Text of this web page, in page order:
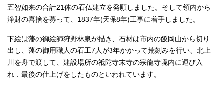
五智如来の合計21体の石仏建立を発願しました。そして領内から
浄財の喜捨を募って、1837年(天保8年)工事に着手しました。
下絵は藩の御絵師狩野林泉が描き、石材は市内の飯岡山から切り
出し、藩の御用職人の石工7人が3年かかって荒刻みを行い、北上
川を舟で渡して、建設場所の祗陀寺末寺の宗龍寺境内に運び入
れ．最後の仕上げをしたものといわれています。